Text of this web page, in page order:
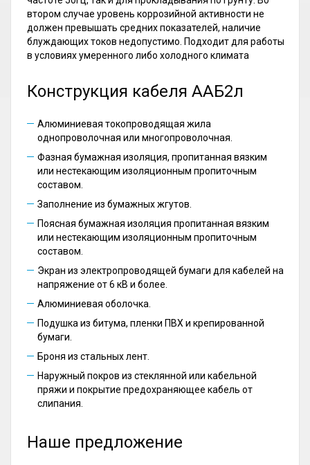
втором случае уровень коррозийной активности не
должен превышать средних показателей, наличие
блуждающих токов недопустимо. Подходит для работы
в условиях умеренного либо холодного климата
Конструкция кабеля ААБ2л
Алюминиевая токопроводящая жила
однопроволочная или многопроволочная.
Фазная бумажная изоляция, пропитанная вязким
или нестекающим изоляционным пропиточным
составом.
Заполнение из бумажных жгутов.
Поясная бумажная изоляция пропитанная вязким
или нестекающим изоляционным пропиточным
составом.
Экран из электропроводящей бумаги для кабелей на
напряжение от 6 кВ и более.
Алюминиевая оболочка.
Подушка из битума, пленки ПВХ и крепированной
бумаги.
Броня из стальных лент.
Наружный покров из стеклянной или кабельной
пряжи и покрытие предохраняющее кабель от
слипания.
Наше предложение